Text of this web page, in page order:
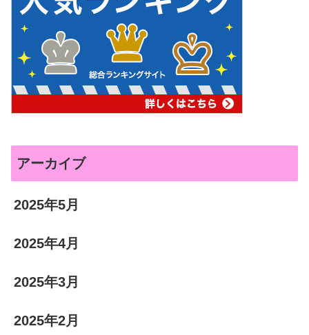
アーカイブ
2025年5月
2025年4月
2025年3月
2025年2月